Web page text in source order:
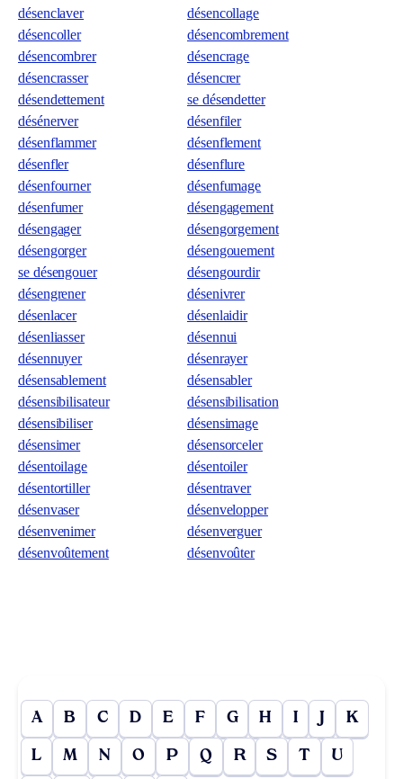
désenclaver
désencollage
désencoller
désencombrement
désencombrer
désencrage
désencrasser
désencrer
désendettement
se désendetter
désénerver
désenfiler
désenflammer
désenflement
désenfler
désenflure
désenfourner
désenfumage
désenfumer
désengagement
désengager
désengorgement
désengorger
désengouement
se désengouer
désengourdir
désengrener
désenivrer
désenlacer
désenlaidir
désenliasser
désennui
désennuyer
désenrayer
désensablement
désensabler
désensibilisateur
désensibilisation
désensibiliser
désensimage
désensimer
désensorceler
désentoilage
désentoiler
désentortiller
désentraver
désenvaser
désenvelopper
désenvenimer
désenverguer
désenvoûtement
désenvoûter
A B C D E F G H I J K
L M N O P Q R S T U